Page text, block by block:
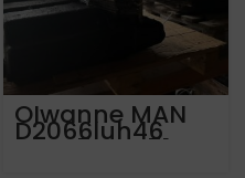
Ölwanne MAN
D2066luh46
Euro 5 Eev 51